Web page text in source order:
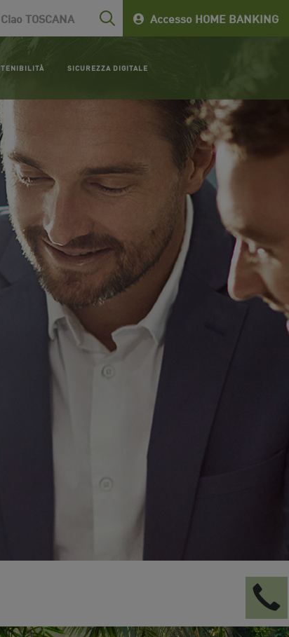
Accesso HOME BANKING
Ciao TOSCANA
SICUREZZA DIGITALE